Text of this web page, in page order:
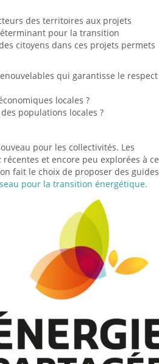
des territoires aux projets
pour la transition
citoyens dans ces projets permets
qui garantisse le respect
locales ?
populations locales ?
pour les collectivités. Les
et encore peu explorées à ce
fait le choix de proposer des guides
pour la transition énergétique.